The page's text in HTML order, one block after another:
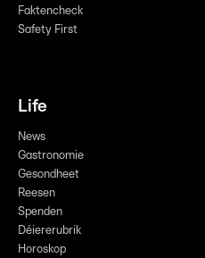
Faktencheck
Safety First
Life
News
Gastronomie
Gesondheet
Reesen
Spenden
Déiererubrik
Horoskop